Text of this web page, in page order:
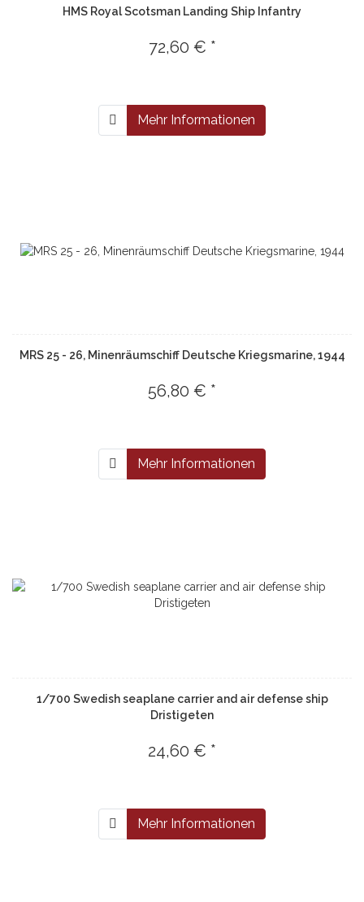
HMS Royal Scotsman Landing Ship Infantry
72,60 € *
Mehr Informationen
MRS 25 - 26, Minenräumschiff Deutsche Kriegsmarine, 1944
56,80 € *
Mehr Informationen
1/700 Swedish seaplane carrier and air defense ship
Dristigeten
24,60 € *
Mehr Informationen